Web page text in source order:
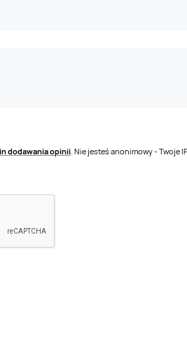
dodawania opinii . Nie jesteś anonimowy - Twoje